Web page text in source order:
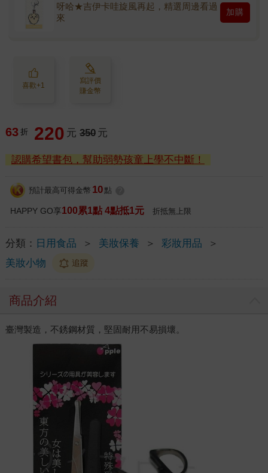
呀哈★吉伊卡哇旋風再起，精選周邊看過
來
加購
喜歡+1
寫評價
賺金幣
63 折 220 元 350 元
認購希望書包，幫助弱勢孩童上學不中斷！
預計最高可得金幣 10 點
HAPPY GO享100累1點 4點抵1元 折抵無上限
分類： 日用食品 ＞ 美妝保養 ＞ 彩妝用品
＞
美妝小物
追蹤
商品介紹
臺灣製造，不銹鋼材質，堅固耐用不易損壞。